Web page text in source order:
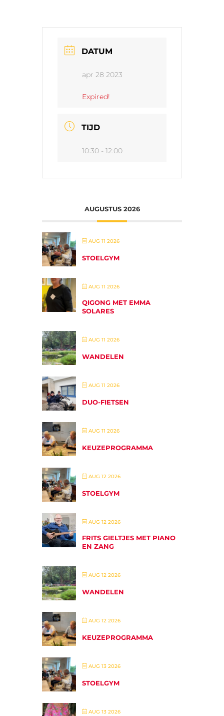
DATUM
apr 28 2023
Expired!
TIJD
10:30 - 12:00
AUGUSTUS 2026
AUG 11 2026
STOELGYM
AUG 11 2026
QIGONG MET EMMA
SOLARES
AUG 11 2026
WANDELEN
AUG 11 2026
DUO-FIETSEN
AUG 11 2026
KEUZEPROGRAMMA
AUG 12 2026
STOELGYM
AUG 12 2026
FRITS GIELTJES MET PIANO
EN ZANG
AUG 12 2026
WANDELEN
AUG 12 2026
KEUZEPROGRAMMA
AUG 13 2026
STOELGYM
AUG 13 2026